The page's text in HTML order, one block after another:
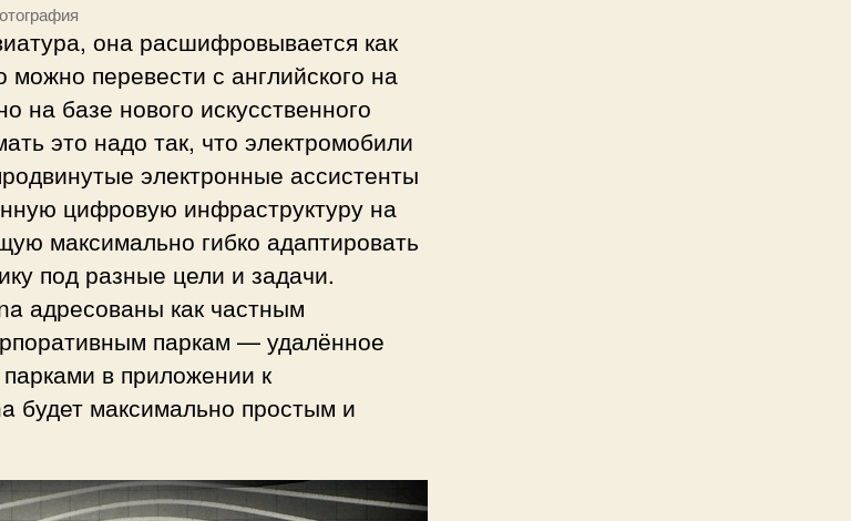
она расшифровывается как
можно перевести с английского на
на базе нового искусственного
это надо так, что электромобили
электронные ассистенты
цифровую инфраструктуру на
максимально гибко адаптировать
под разные цели и задачи.
адресованы как частным
паркам — удалённое
в приложении к
будет максимально простым и